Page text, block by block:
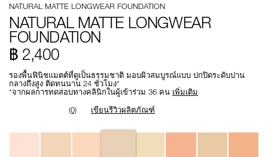
matte-
longwear-
foundation/194251155197.html
รายการ.
194251155197
NATURAL MATTE LONGWEAR FOUNDATION
NATURAL MATTE LONGWEAR
FOUNDATION
฿ 2,400
รองพื้นฟินิชแมตต์ที่ดูเป็นธรรมชาติ มอบผิวสมบูรณ์แบบ ปกปิดระดับปาน
กลางถึงสูง ติดทนนาน 24 ชั่วโมง*
*จากผลการทดสอบทางคลินิกในผู้เข้าร่วม 36 คน เพิ่มเติม
(0)
เขียนรีวิวผลิตภัณฑ์
Variations